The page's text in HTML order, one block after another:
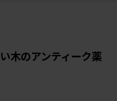
木のアンティーク薬